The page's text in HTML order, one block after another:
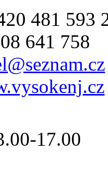
481 593
641 758
17.00